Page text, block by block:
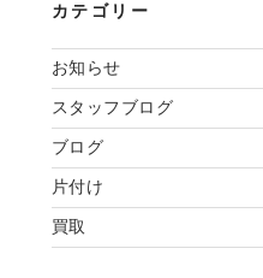
カテゴリー
お知らせ
スタッフブログ
ブログ
片付け
買取